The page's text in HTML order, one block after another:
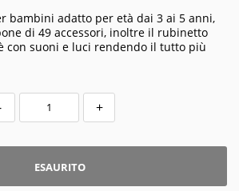
bambini adatto per età dai 3 ai 5 anni,
di 49 accessori, inoltre il rubinetto
con suoni e luci rendendo il tutto più
+
ESAURITO